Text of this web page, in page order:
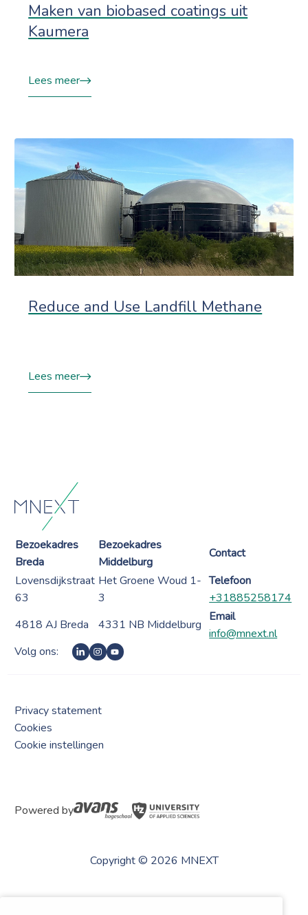
Maken van biobased coatings uit
Kaumera
Lees meer
Reduce and Use Landfill Methane
Lees meer
Bezoekadres
Breda
Bezoekadres
Middelburg
Contact
Lovensdijkstraat
63
Het Groene Woud 1-
3
Telefoon
+31885258174
4818 AJ Breda
4331 NB Middelburg
Email
info@mnext.nl
Volg ons:
Copyright © 2026 MNEXT
Powered by
Privacy statement
Cookies
Cookie instellingen